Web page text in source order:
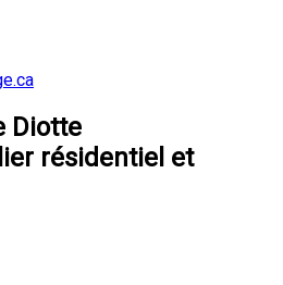
Diotte
résidentiel et